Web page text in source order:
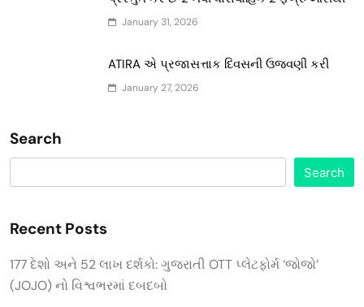
January 31, 2026
ATIRA એ પ્રજાસત્તાક દિવસની ઉજવણી કરી
January 27, 2026
Search
Search
Recent Posts
177 દેશો અને 52 લાખ દર્શકો: ગુજરાતી OTT પ્લેટફોર્મ ‘જોજો’
(JOJO) નો વિશ્વભરમાં દબદબો